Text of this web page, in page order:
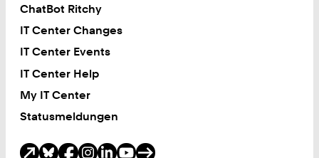
ChatBot Ritchy
IT Center Changes
IT Center Events
IT Center Help
My IT Center
Statusmeldungen
Soziale Medien